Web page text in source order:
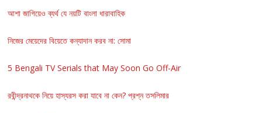
আশা জাগিয়েও ব্যর্থ যে নয়টি বাংলা ধারাবাহিক
নিজের মেয়েদের বিয়েতে কন্যাদান করব না: সোমা
5 Bengali TV Serials that May Soon Go Off-Air
রবীন্দ্রনাথকে নিয়ে হাস্যরস করা যাবে না কেন? প্রশ্ন তসলিমার